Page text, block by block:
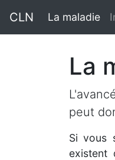
CLN La maladie
La
peut
Si vous
existent